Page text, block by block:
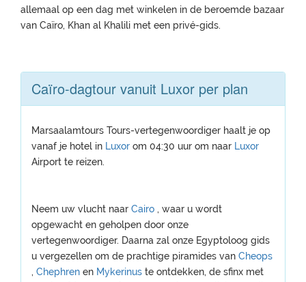
allemaal op een dag met winkelen in de beroemde bazaar
van Caïro, Khan al Khalili met een privé-gids.
Caïro-dagtour vanuit Luxor per plan
Marsaalamtours Tours-vertegenwoordiger haalt je op
vanaf je hotel in Luxor om 04:30 uur om naar Luxor
Airport te reizen.
Neem uw vlucht naar Cairo , waar u wordt
opgewacht en geholpen door onze
vertegenwoordiger. Daarna zal onze Egyptoloog gids
u vergezellen om de prachtige piramides van Cheops
, Chephren en Mykerinus te ontdekken, de sfinx met